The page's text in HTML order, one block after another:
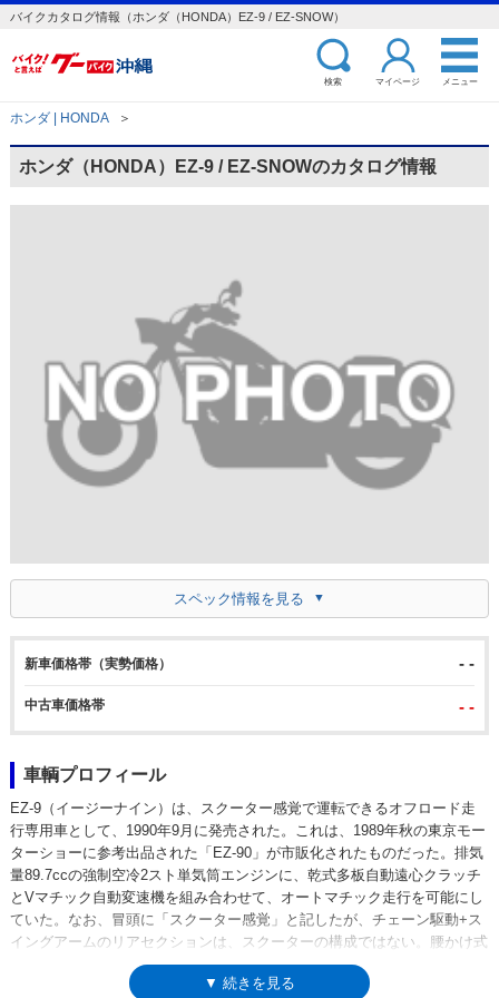
バイクカタログ情報（ホンダ（HONDA）EZ-9 / EZ-SNOW）
検索 マイページ メニュー
ホンダ | HONDA ＞
ホンダ（HONDA）EZ-9 / EZ-SNOWのカタログ情報
スペック情報を見る
新車価格帯（実勢価格） - -
中古車価格帯 - -
車輌プロフィール
EZ-9（イージーナイン）は、スクーター感覚で運転できるオフロード走
行専用車として、1990年9月に発売された。これは、1989年秋の東京モー
ターショーに参考出品された「EZ-90」が市販化されたものだった。排気
量89.7ccの強制空冷2スト単気筒エンジンに、乾式多板自動遠心クラッチ
とVマチック自動変速機を組み合わせて、オートマチック走行を可能にし
ていた。なお、冒頭に「スクーター感覚」と記したが、チェーン駆動+ス
イングアームのリアセクションは、スクーターの構成ではない。腰かけ式
のシートとフルカバードされた車体で、スクーターのように見えるという
ことだった。ホイールサイズは、前12インチ/後10インチで、ブロックパ
▼ 続きを見る